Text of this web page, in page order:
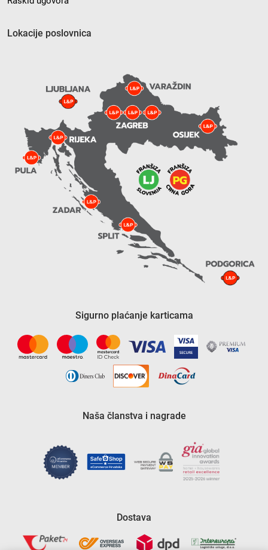
Lokacije poslovnica
Sigurno plaćanje karticama
Naša članstva i nagrade
Dostava